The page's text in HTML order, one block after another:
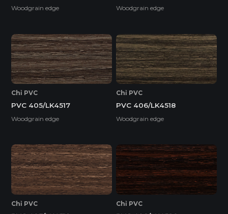
Woodgrain edge Woodgrain edge
Chỉ PVC
PVC 405/LK4517
Woodgrain edge
Chỉ PVC
PVC 406/LK4518
Woodgrain edge
Chỉ PVC Chỉ PVC